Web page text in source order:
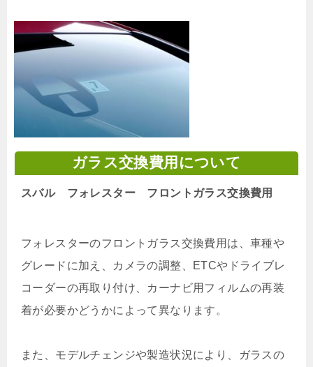
ガラス交換費用について
スバル フォレスター フロントガラス交換費用
フォレスターのフロントガラス交換費用は、車種や
グレードに加え、カメラの調整、ETCやドライブレ
コーダーの再取り付け、カーナビ用フィルムの再装
着が必要かどうかによって異なります。
また、モデルチェンジや製造状況により、ガラスの